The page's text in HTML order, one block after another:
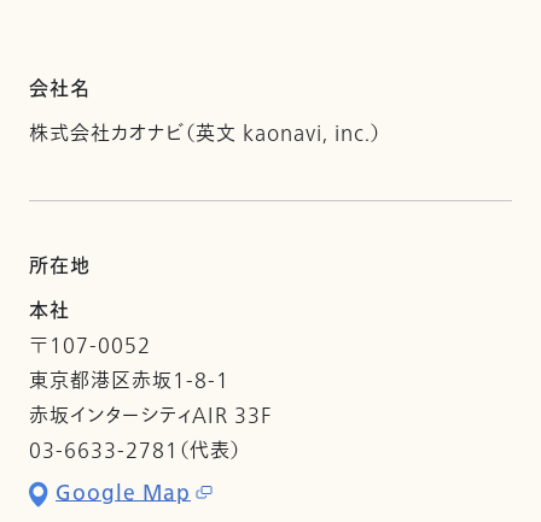
会社名
株式会社カオナビ（英文 kaonavi, inc.）
所在地
本社
〒107-0052
東京都港区赤坂1-8-1
赤坂インターシティAIR 33F
03-6633-2781（代表）
Google Map